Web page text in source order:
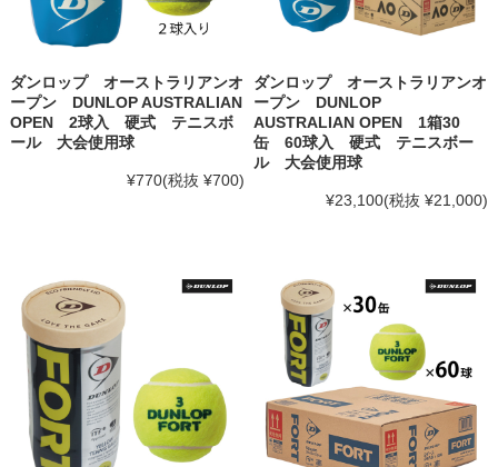
ダンロップ オーストラリアンオ
ープン DUNLOP AUSTRALIAN
OPEN 2球入 硬式 テニスボ
ール 大会使用球
¥770(税抜 ¥700)
ダンロップ オーストラリアンオ
ープン DUNLOP
AUSTRALIAN OPEN 1箱30
缶 60球入 硬式 テニスボー
ル 大会使用球
¥23,100(税抜 ¥21,000)